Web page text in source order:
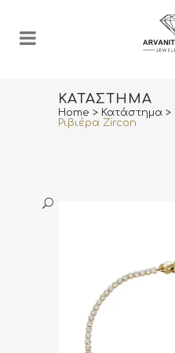
ΚΑΤΆΣΤΗΜΑ
Home > Κατάστημα >
Ριβιέρα Zircon